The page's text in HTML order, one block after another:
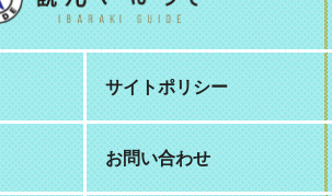
サイトポリシー
お問い合わせ